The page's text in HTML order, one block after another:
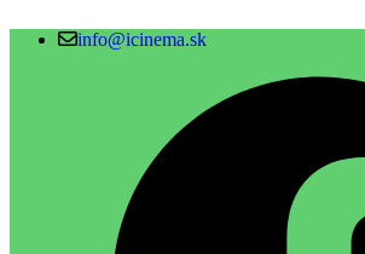
info@icinema.sk